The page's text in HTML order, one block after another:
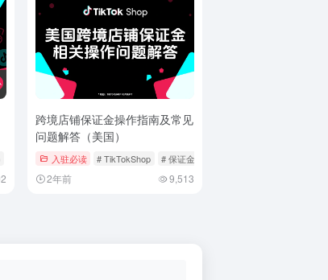
# 处理退款
跨境店铺保证金操作指南及常见
问题解答（美国）
入驻必读 # TikTokShop # 保证金
2年前 9,513